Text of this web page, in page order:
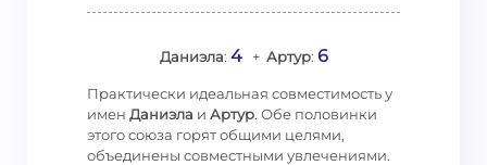
Даниэла: 4+ Артур: 6
Практически идеальная совместимость у
имен Даниэла и Артур. Обе половинки
этого союза горят общими целями,
объединены совместными увлечениями.